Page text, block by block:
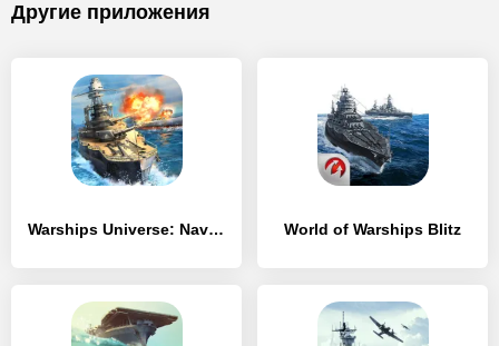
Другие приложения
Warships Universe: Naval Battle World of Warships Blitz